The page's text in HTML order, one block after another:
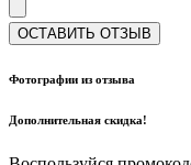
ОСТАВИТЬ ОТЗЫВ
Фотографии из отзыва
Дополнительная скидка!